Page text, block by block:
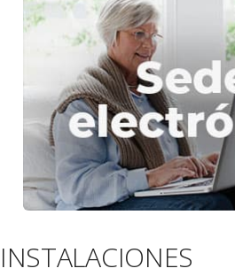
INSTALACIONES